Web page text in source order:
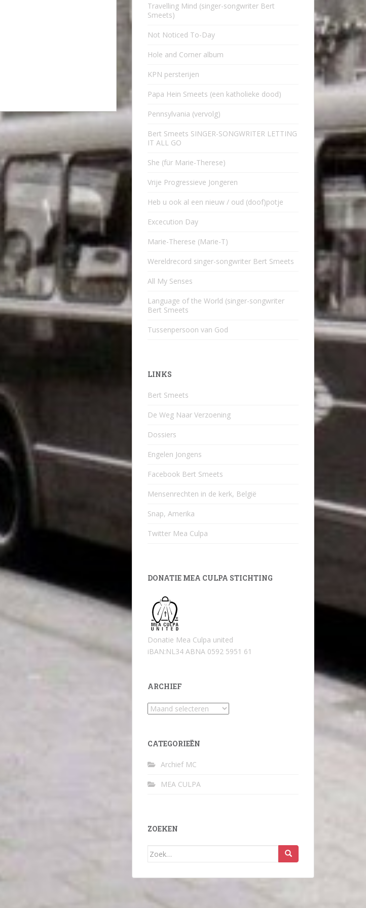
Travelling Mind (singer-songwriter Bert
Smeets)
Not Noticed To-Day
Hole and Corner album
KPN persterijen
Papa Hein Smeets (een katholieke dood)
Pennsylvania (vervolg)
Bert Smeets SINGER-SONGWRITER LETTING
IT ALL GO
She (für Marie-Therese)
Vrije Progressieve Jongeren
Heb u ook al een nieuw / oud (doof)potje
Excecution Day
Marie-Therese (Marie-T)
Wereldrecord singer-songwriter Bert Smeets
All My Senses
Language of the World (singer-songwriter
Bert Smeets
Tussenpersoon van God
LINKS
Bert Smeets
De Weg Naar Verzoening
Dossiers
Engelen Jongens
Facebook Bert Smeets
Mensenrechten in de kerk, België
Snap, Amerika
Twitter Mea Culpa
DONATIE MEA CULPA STICHTING
Donatie Mea Culpa united
iBAN:NL34 ABNA 0592 5951 61
ARCHIEF
Archief
CATEGORIEËN
Archief MC
MEA CULPA
ZOEKEN
Zoek